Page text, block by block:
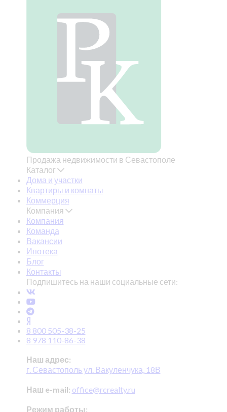
Продажа недвижимости в Севастополе
Каталог
Дома и участки
Квартиры и комнаты
Коммерция
Компания
Компания
Команда
Вакансии
Ипотека
Блог
Контакты
Подпишитесь на наши социальные сети:
8 800 505-38-25
8 978 110-86-38
Наш адрес:
г. Севастополь ул. Вакуленчука, 18В
Наш e-mail: office@rcrealty.ru
Режим работы: